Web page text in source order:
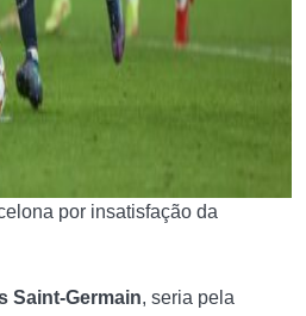
por insatisfação da
Saint-Germain, seria pela